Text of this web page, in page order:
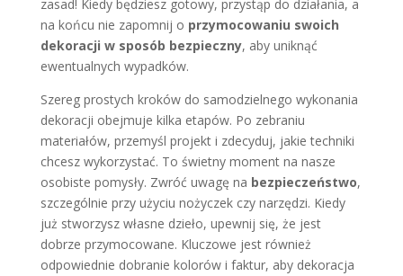
zasad! Kiedy będziesz gotowy, przystąp do działania, a
na końcu nie zapomnij o przymocowaniu swoich
dekoracji w sposób bezpieczny, aby uniknąć
ewentualnych wypadków.
Szereg prostych kroków do samodzielnego wykonania
dekoracji obejmuje kilka etapów. Po zebraniu
materiałów, przemyśl projekt i zdecyduj, jakie techniki
chcesz wykorzystać. To świetny moment na nasze
osobiste pomysły. Zwróć uwagę na bezpieczeństwo,
szczególnie przy użyciu nożyczek czy narzędzi. Kiedy
już stworzysz własne dzieło, upewnij się, że jest
dobrze przymocowane. Kluczowe jest również
odpowiednie dobranie kolorów i faktur, aby dekoracja